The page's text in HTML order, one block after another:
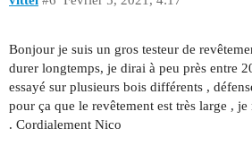
Bonjour je suis un gros testeur de
durer longtemps, je dirai à peu près entre
essayé sur plusieurs bois différents ,
pour ça que le revêtement est très large ,
. Cordialement Nico